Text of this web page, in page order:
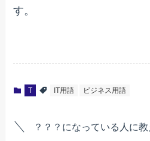
す。
T IT用語 ビジネス用語
？？？になっている人に